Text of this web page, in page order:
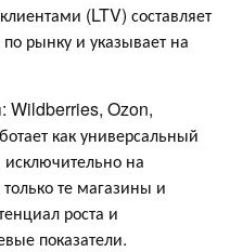
(LTV) составляет
рынку и указывает на
Wildberries, Ozon,
как универсальный
на
те магазины и
роста и
показатели.